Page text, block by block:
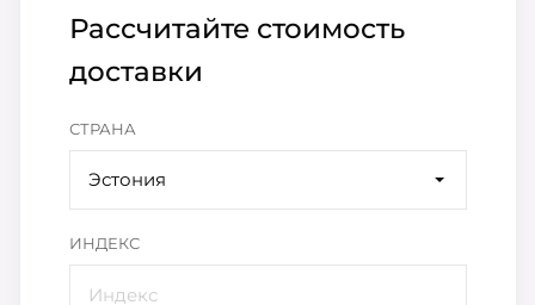
Рассчитайте стоимость
доставки
СТРАНА
Эстония
ИНДЕКС